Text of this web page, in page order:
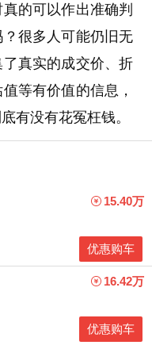
的可以作出准确判
很多人可能仍旧无
真实的成交价、折
等有价值的信息，
有没有花冤枉钱。
15.40万
优惠购车
16.42万
优惠购车